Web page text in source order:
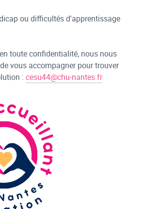
ou difficultés d'apprentissage
toute confidentialité, nous nous
vous accompagner pour trouver
:cesu44@chu-nantes.fr